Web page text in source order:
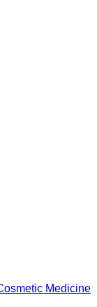
Medicine